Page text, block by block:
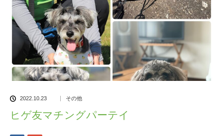
2022.10.23 その他
ヒゲ友マチングパーテイ